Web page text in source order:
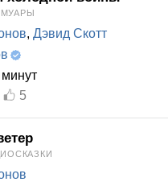
, Дэвид Скотт
5